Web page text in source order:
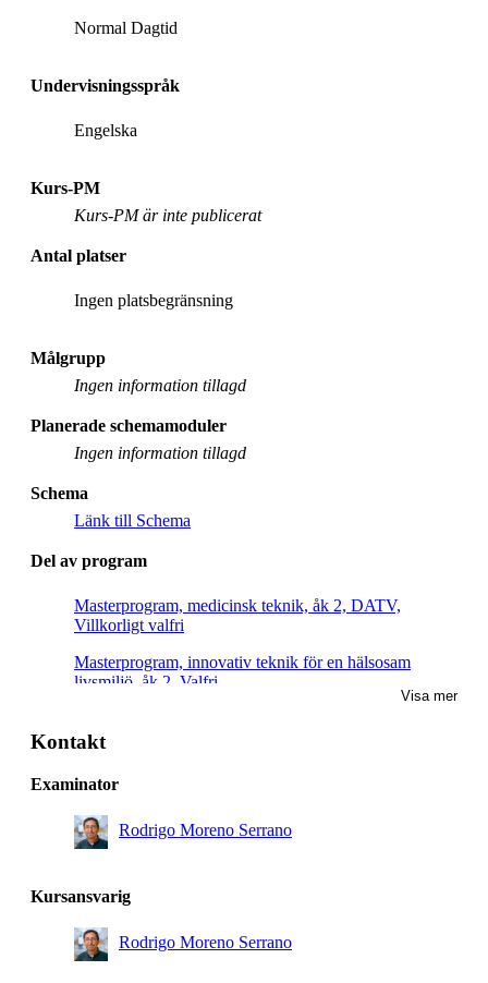
Normal Dagtid
Undervisningsspråk
Engelska
Kurs-PM
Kurs-PM är inte publicerat
Antal platser
Ingen platsbegränsning
Målgrupp
Ingen information tillagd
Planerade schemamoduler
Ingen information tillagd
Schema
Länk till Schema
Del av program
Masterprogram, medicinsk teknik, åk 2, DATV,
Villkorligt valfri
Masterprogram, innovativ teknik för en hälsosam
livsmiljö, åk 2, Valfri
Visa mer
Kontakt
Examinator
Rodrigo Moreno Serrano
Kursansvarig
Rodrigo Moreno Serrano